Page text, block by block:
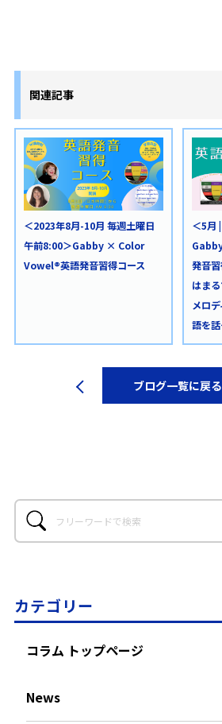
関連記事
＜2023年8月-10月 毎週土曜日
午前8:00＞Gabby × Color
Vowel®英語発音習得コース
＜5月
発音
はま
メロ
語を
ブログ一覧に戻る
カテゴリー
コラム トップページ
News